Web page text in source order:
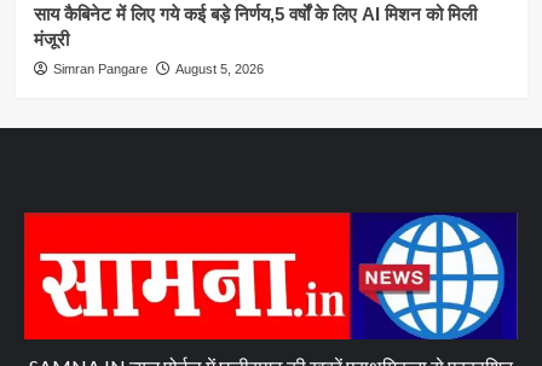
साय कैबिनेट में लिए गये कई बड़े निर्णय,5 वर्षों के लिए AI मिशन को मिली
मंजूरी
Simran Pangare August 5, 2026